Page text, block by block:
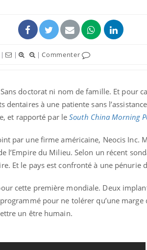
| | |Commenter
doctorat ni nom de famille. Et pour
à une patiente sans
et rapporté par leSouth China Morning
par une firme américaine, Neocis Inc.
l’Empire du Milieu. Selon un récent
Et le pays est confronté à une pénurie
cette première mondiale. Deux
pour ne tolérer qu’une marge
un être humain.